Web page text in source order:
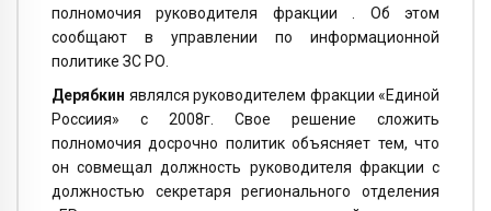
полномочия руководителя фракции . Об этом
сообщают в управлении
по
информационной
политике ЗС РО.
Дерябкин являлся руководителем фракции «Единой
Россиия» с 2008г. Свое решение сложить
полномочия досрочно политик объясняет тем, что
он совмещал должность руководителя фракции с
должностью секретаря регионального отделения